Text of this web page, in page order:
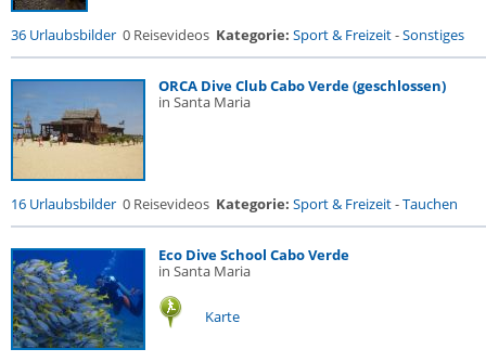
36 Urlaubsbilder 0 Reisevideos Kategorie: Sport & Freizeit-Sonstiges
ORCA Dive Club Cabo Verde (geschlossen)
in Santa Maria
16 Urlaubsbilder 0 Reisevideos Kategorie: Sport & Freizeit-Tauchen
Eco Dive School Cabo Verde
in Santa Maria
Karte